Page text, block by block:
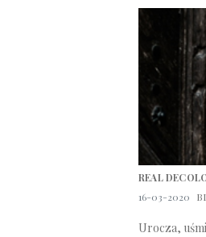
REAL
16-03-2020
Urocza,